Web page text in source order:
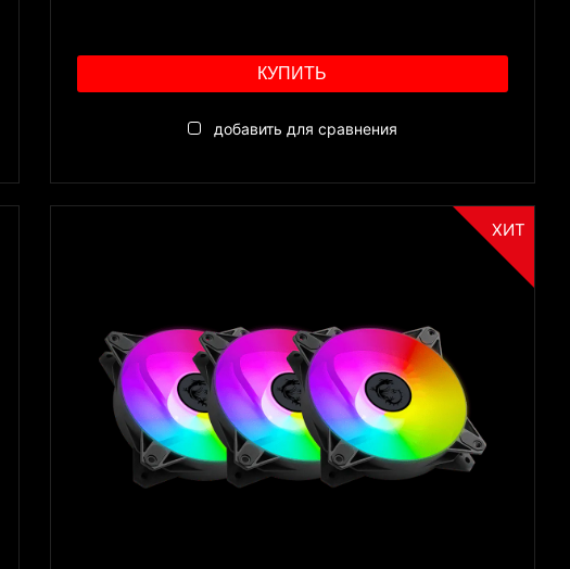
КУПИТЬ
добавить для сравнения
ХИТ